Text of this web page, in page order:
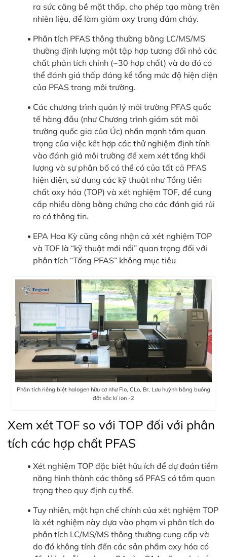
ra sức căng bề mặt thấp, cho phép tạo màng trên
nhiên liệu, để làm giảm oxy trong đám cháy.
Phân tích PFAS thông thường bằng LC/MS/MS
thường định lượng một tập hợp tương đối nhỏ các
chất phân tích chính (~30 hợp chất) và do đó có
thể đánh giá thấp đáng kể tổng mức độ hiện diện
của PFAS trong môi trường.
Các chương trình quản lý môi trường PFAS quốc
tế hàng đầu (như Chương trình giám sát môi
trường quốc gia của Úc) nhấn mạnh tầm quan
trọng của việc kết hợp các thử nghiệm định tính
vào đánh giá môi trường để xem xét tổng khối
lượng và sự phân bố có thể có của tất cả PFAS
hiện diện, sử dụng các kỹ thuật như Tổng tiền
chất oxy hóa (TOP) và xét nghiệm TOF, để cung
cấp nhiều dòng bằng chứng cho các đánh giá rủi
ro có thông tin.
EPA Hoa Kỳ cũng công nhận cả xét nghiệm TOP
và TOF là “kỹ thuật mới nổi” quan trọng đối với
phân tích “Tổng PFAS” không mục tiêu
Phân tích riêng biệt halogen hữu cơ như Flo, CLo, Br, Lưu huỳnh bằng buồng
đốt sắc kí ion -2
Xem xét TOF so với TOP đối với phân
tích các hợp chất PFAS
Xét nghiệm TOP đặc biệt hữu ích để dự đoán tiềm
năng hình thành các thông số PFAS có tầm quan
trọng theo quy định cụ thể.
Tuy nhiên, một hạn chế chính của xét nghiệm TOP
là xét nghiệm này dựa vào phạm vi phân tích do
phân tích LC/MS/MS thông thường cung cấp và
do đó không tính đến các sản phẩm oxy hóa có